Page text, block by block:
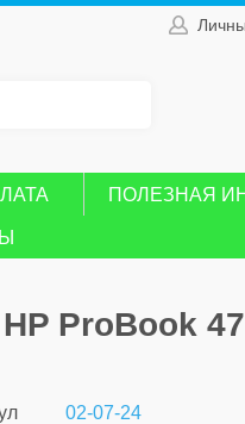
ПОЛЕЗНАЯ
ProBook
02-07-24